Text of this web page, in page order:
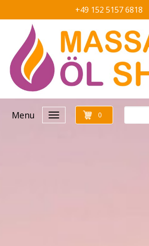
+49 152 5157 6818
Menu 0